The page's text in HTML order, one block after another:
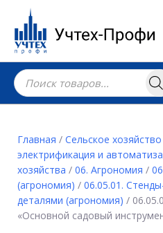
Главная / Сельское хозяйство
электрификация и
хозяйства / 06. Агрономия /
(агрономия) / 06.05.01.
деталями (агрономия) /
«Основной садовый